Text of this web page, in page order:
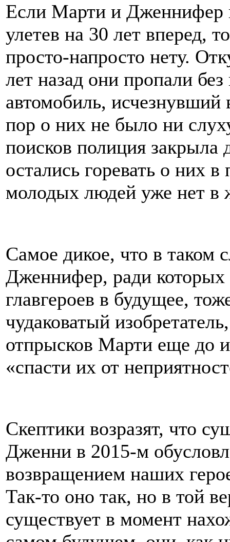
Если Марти и Дженнифер
улетев на 30 лет вперед,
просто-напросто нету.
лет назад они пропали
автомобиль, исчезнувший
пор о них не было ни
поисков полиция закрыла
остались горевать о них
молодых людей уже нет в
Самое дикое, что в таком
Дженнифер, ради
главгероев в будущее,
чудаковатый
отпрысков Марти еще до
«спасти их от
Скептики возразят, что
Дженни в 2015-м
возвращением наших
Так-то оно так, но в той
существует в момент